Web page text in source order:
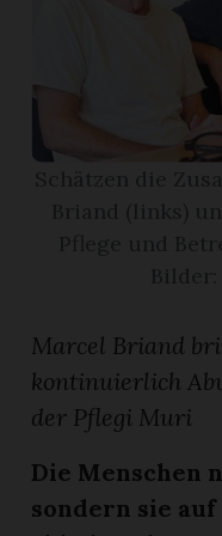
Marcel Briand
kontinuierlich
der Pflegi Muri
Die Menschen
sondern sie